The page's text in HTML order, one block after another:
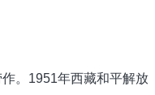
。1951年西藏和平解放